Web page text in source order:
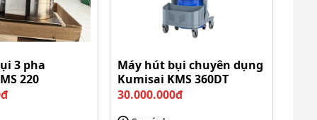
3 pha
220
Máy hút bụi chuyên dụng
Kumisai KMS 360DT
30.000.000đ